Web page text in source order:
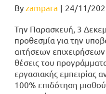
Byzampara | 24/11/
Την Παρασκευή, 3
προθεσμία για την
αιτήσεων επιχειρήσεων
θέσεις του
εργασιακής εμπειρίας
100% επιδότηση